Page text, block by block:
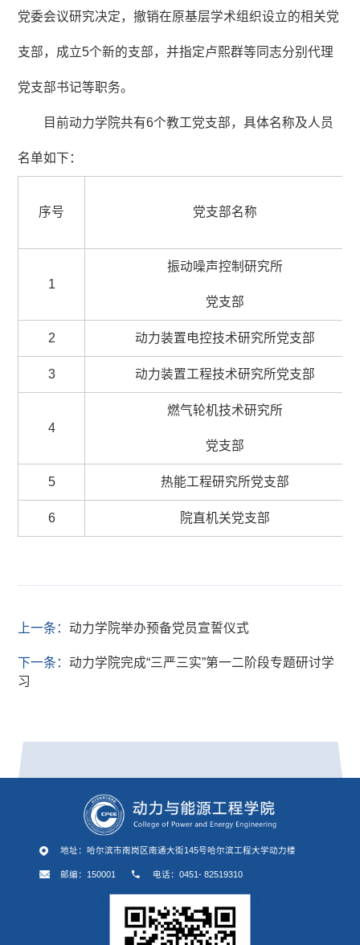
党委会议研究决定，撤销在原基层学术组织设立的相关党
支部，成立5个新的支部，并指定卢熙群等同志分别代理
党支部书记等职务。
目前动力学院共有6个教工党支部，具体名称及人员
名单如下：
序号 党支部名称
1
振动噪声控制研究所
党支部
2 动力装置电控技术研究所党支部
3 动力装置工程技术研究所党支部
4
燃气轮机技术研究所
党支部
5 热能工程研究所党支部
6 院直机关党支部
上一条：动力学院举办预备党员宣誓仪式
下一条：动力学院完成“三严三实”第一二阶段专题研讨学
习
地址：哈尔滨市南岗区南通大街145号哈尔滨工程大学动力楼
邮编：150001 电话：0451- 82519310